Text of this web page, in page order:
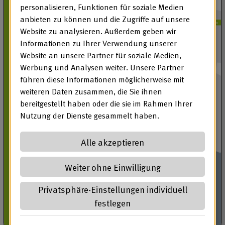
personalisieren, Funktionen für soziale Medien
anbieten zu können und die Zugriffe auf unsere
Website zu analysieren. Außerdem geben wir
Informationen zu Ihrer Verwendung unserer
Website an unsere Partner für soziale Medien,
Werbung und Analysen weiter. Unsere Partner
führen diese Informationen möglicherweise mit
weiteren Daten zusammen, die Sie ihnen
bereitgestellt haben oder die sie im Rahmen Ihrer
Nutzung der Dienste gesammelt haben.
Alle akzeptieren
Weiter ohne Einwilligung
Privatsphäre-Einstellungen individuell
festlegen